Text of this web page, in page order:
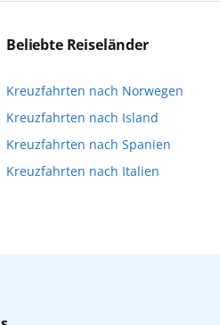
eine Buchung
Lieblingsausflüge vor
Beliebte Reiseländer
Kreuzfahrten nach Norwegen
Kreuzfahrten nach Island
Kreuzfahrten nach Spanien
Kreuzfahrten nach Italien